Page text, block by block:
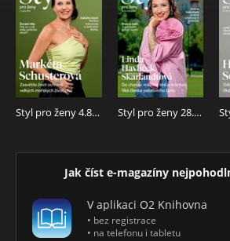
Styl pro ženy 4.8.2026 Styl pro ženy 28.7.2026
Jak číst e-magazíny
V aplikaci O2 Knihovna
• bez registrace
• na telefonu i tabletu